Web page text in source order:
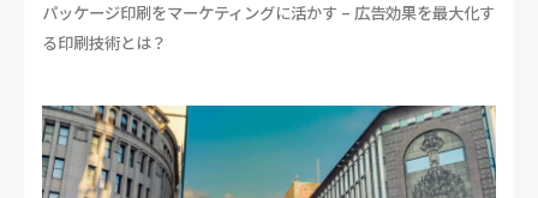
パッケージ印刷をマーケティングに活かす – 広告効果を最大化す
る印刷技術とは？